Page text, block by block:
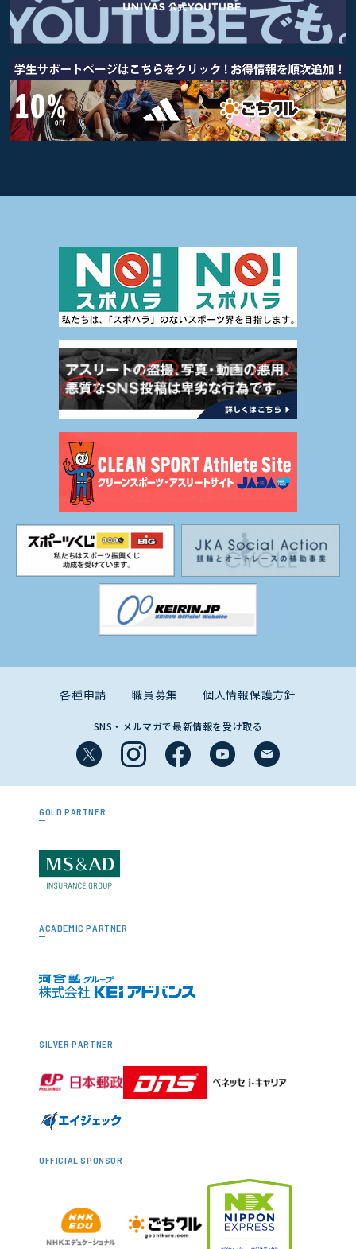
各種申請 職員募集 個人情報保護方針
SNS・メルマガで最新情報を受け取る
GOLD PARTNER
ACADEMIC PARTNER
SILVER PARTNER
OFFICIAL SPONSOR